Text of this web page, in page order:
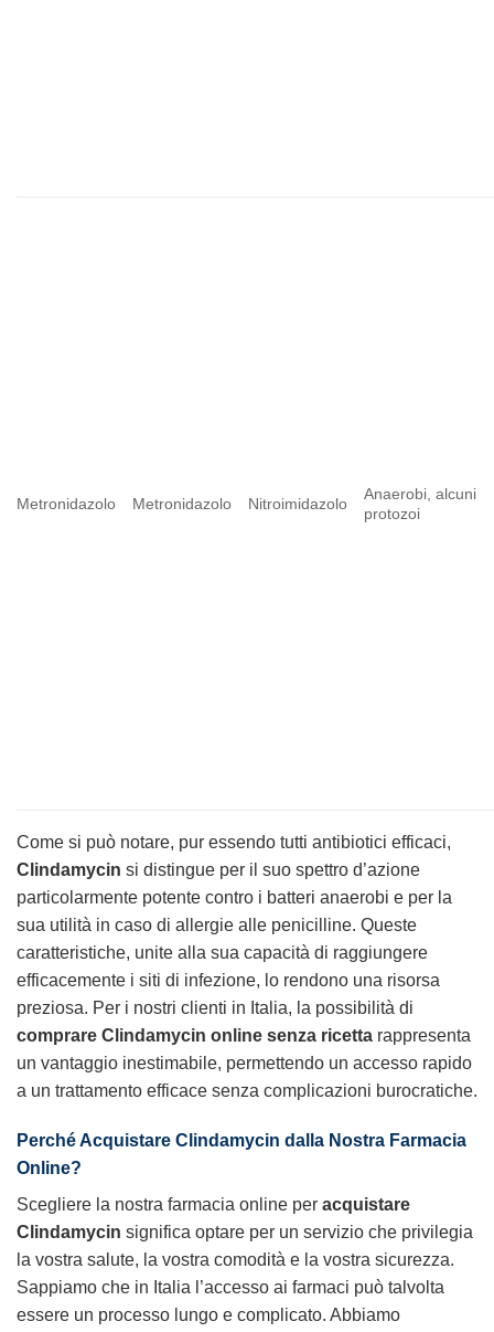
Metronidazolo Metronidazolo Nitroimidazolo
Anaerobi, alcuni
protozoi
Come si può notare, pur essendo tutti antibiotici efficaci,
Clindamycin si distingue per il suo spettro d’azione
particolarmente potente contro i batteri anaerobi e per la
sua utilità in caso di allergie alle penicilline. Queste
caratteristiche, unite alla sua capacità di raggiungere
efficacemente i siti di infezione, lo rendono una risorsa
preziosa. Per i nostri clienti in Italia, la possibilità di
comprare Clindamycin online senza ricetta rappresenta
un vantaggio inestimabile, permettendo un accesso rapido
a un trattamento efficace senza complicazioni burocratiche.
Perché Acquistare Clindamycin dalla Nostra Farmacia
Online?
Scegliere la nostra farmacia online per acquistare
Clindamycin significa optare per un servizio che privilegia
la vostra salute, la vostra comodità e la vostra sicurezza.
Sappiamo che in Italia l’accesso ai farmaci può talvolta
essere un processo lungo e complicato. Abbiamo